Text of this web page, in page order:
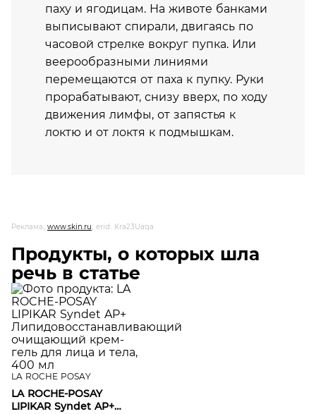
паху и ягодицам. На животе банками
выписывают спирали, двигаясь по
часовой стрелке вокруг пупка. Или
веерообразными линиями
перемещаются от паха к пупку. Руки
прорабатывают, снизу вверх, по ходу
движения лимфы, от запястья к
локтю и от локтя к подмышкам.
Реклама, www.skin.ru, erid: Kra23Uaqa
Продукты, о которых шла
речь в статье
LA ROCHE POSAY
LA ROCHE-POSAY
LIPIKAR Syndet AP+